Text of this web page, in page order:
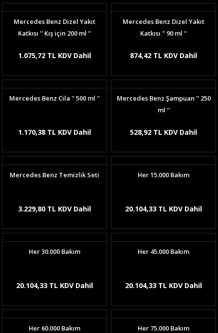
Mercedes Benz Dizel Yakıt
Katkısı '' Kış için 200 ml ''
1.075,72 TL KDV Dahil
Mercedes Benz Dizel Yakıt
Katkısı '' 90 ml ''
874,42 TL KDV Dahil
Mercedes Benz Cila '' 500 ml ''
1.170,38 TL KDV Dahil
Mercedes Benz Şampuan '' 250
ml ''
528,92 TL KDV Dahil
Mercedes Benz Temizlik Seti
3.229,80 TL KDV Dahil
Her 15.000 Bakım
20.104,33 TL KDV Dahil
Her 30.000 Bakım
20.104,33 TL KDV Dahil
Her 45.000 Bakım
20.104,33 TL KDV Dahil
Her 60.000 Bakım Her 75.000 Bakım